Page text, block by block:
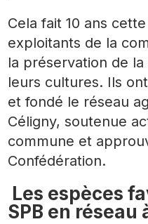
Cela fait 10 ans
exploitants de la
la préservation de
leurs cultures. Ils
et fondé le réseau
Céligny, soutenue
commune et
Confédération.
Les espèces
SPB en réseau